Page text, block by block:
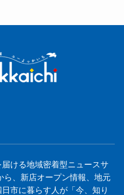
ける地域密着型ニュースサ
ら、新店オープン情報、地元
市に暮らす人が「今、知り